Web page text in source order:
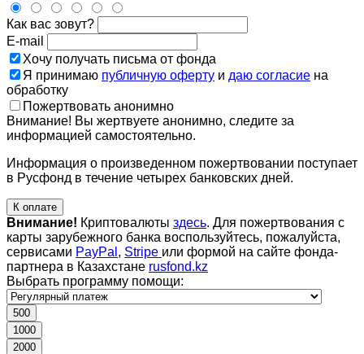
Как вас зовут?
E-mail
Хочу получать письма от фонда
Я принимаю публичную оферту и даю согласие на
обработку
Пожертвовать анонимно
Внимание! Вы жертвуете анонимно, следите за
информацией самостоятельно.
Информация о произведенном пожертвовании поступает
в Русфонд в течение четырех банковских дней.
К оплате
Внимание! Криптовалюты здесь. Для пожертвования с
карты зарубежного банка воспользуйтесь, пожалуйста,
сервисами PayPal , Stripe или формой на сайте фонда-
партнера в Казахстане rusfond.kz
Выбрать программу помощи:
500
1000
2000